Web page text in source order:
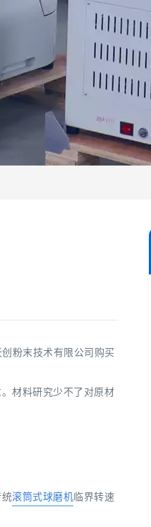
粉末技术有限公司购买
材料研究少不了对原材
滚筒式球磨机临界转速